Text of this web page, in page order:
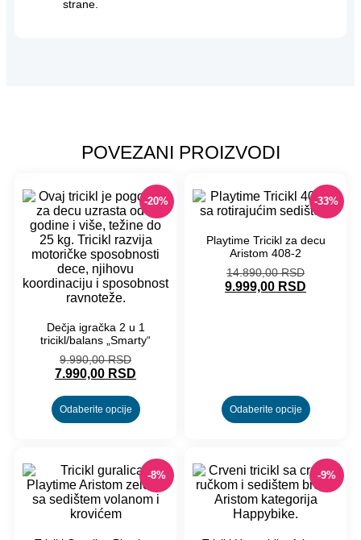
strane.
POVEZANI PROIZVODI
-20%
Dečja igračka 2 u 1
tricikl/balans „Smarty“
9.990,00RSD
7.990,00 RSD
Odaberite opcije
-33%
Playtime Tricikl za decu
Aristom 408-2
14.890,00RSD
9.999,00 RSD
Odaberite opcije
-8% -9%